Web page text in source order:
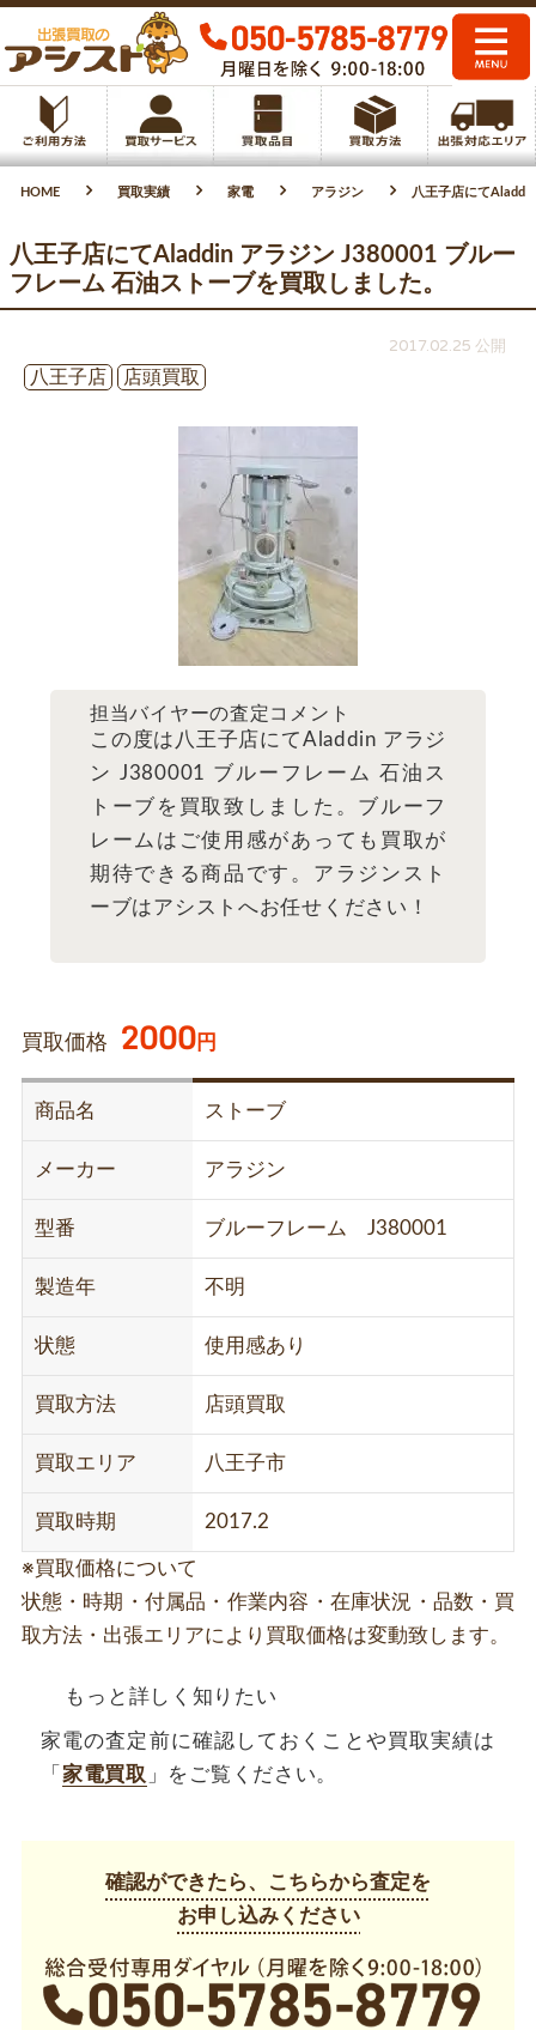
HOME 買取実績 家電 アラジン 八王子店にて
八王子店にてAladdin アラジン J380001 ブルー
フレーム 石油ストーブを買取しました。
2017.02.25 公開
八王子店
店頭買取
担当バイヤーの査定コメント
この度は八王子店にてAladdin アラジ
ン J380001 ブルーフレーム 石油ス
トーブを買取致しました。ブルーフ
レームはご使用感があっても買取が
期待できる商品です。アラジンスト
ーブはアシストへお任せください！
買取価格 2000円
商品名 ストーブ
メーカー アラジン
型番 ブルーフレーム J380001
製造年 不明
状態 使用感あり
買取方法 店頭買取
買取エリア 八王子市
買取時期 2017.2
※買取価格について
状態・時期・付属品・作業内容・在庫状況・品数・買
取方法・出張エリアにより買取価格は変動致します。
もっと詳しく知りたい
家電の査定前に確認しておくことや買取実績は
「 家電買取 」をご覧ください。
確認ができたら、こちらから査定を
お申し込みください